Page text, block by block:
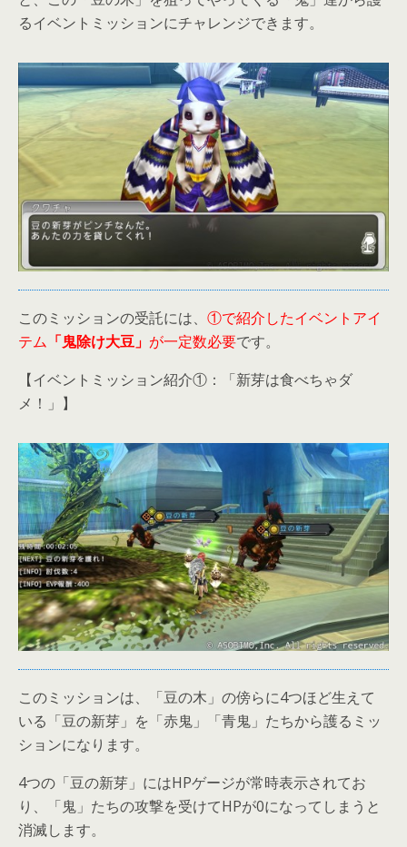
るイベントミッションにチャレンジできます。
このミッションの受託には、 ①で紹介したイベントアイ
テム 「鬼除け大豆」 が一定数必要です。
【イベントミッション紹介①：「新芽は食べちゃダ
メ！」】
このミッションは、「豆の木」の傍らに4つほど生えて
いる「豆の新芽」を「赤鬼」「青鬼」たちから護るミッ
ションになります。
4つの「豆の新芽」にはHPゲージが常時表示されてお
り、「鬼」たちの攻撃を受けてHPが0になってしまうと
消滅します。